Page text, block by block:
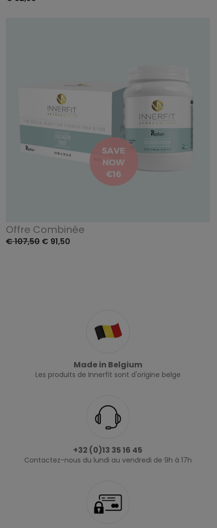
Offre Combinée
€ 107,50 € 91,50
Made in Belgium
Les produits de Innerfit sont d'origine belge
+32 (0)13 35 16 45
Contactez-nous du lundi au vendredi de 9h à 17h